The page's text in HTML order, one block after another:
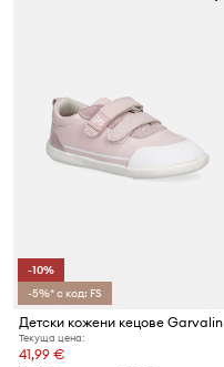
-10%
-5%* с код: FS
Детски кожени кецове Garvalin
Текуща цена:
41,99 €